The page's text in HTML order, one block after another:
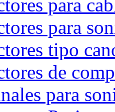
para
para
tipo
de
para